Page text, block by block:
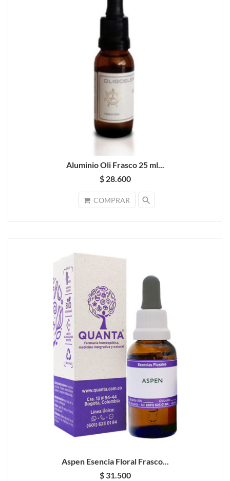
Aluminio Oli Frasco 25 ml...
$ 28.600
COMPRAR search
Aspen Esencia Floral Frasco...
$ 31.500